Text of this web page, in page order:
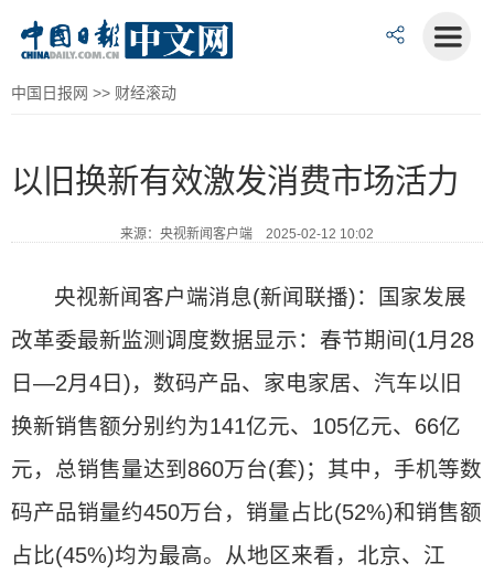
中国日报网 >> 财经滚动
以旧换新有效激发消费市场活力
来源：央视新闻客户端 2025-02-12 10:02
央视新闻客户端消息(新闻联播)：国家发展
改革委最新监测调度数据显示：春节期间(1月28
日—2月4日)，数码产品、家电家居、汽车以旧
换新销售额分别约为141亿元、105亿元、66亿
元，总销售量达到860万台(套)；其中，手机等数
码产品销量约450万台，销量占比(52%)和销售额
占比(45%)均为最高。从地区来看，北京、江